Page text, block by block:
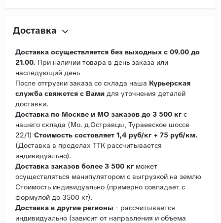
Доставка
Доставка осуществляется без выходных с 09.00 до
21.00. При наличии товара в день заказа или
наследующий день
После отгрузки заказа со склада наша Курьерская
служба свяжется с Вами для уточнения деталей
доставки.
Доставка по Москве и МО заказов до 3 500 кг с
нашего склада (Мо. д.Остравцы, Тураевское шоссе
22/1) Стоимость состовляет 1,4 руб/кг + 75 руб/км.
(Доставка в пределах ТТК рассчитывается
индивидуально).
Доставка заказов более 3 500 кг может
осуществляться манипулятором с выгрузкой на землю
Стоимость индивидуально (примерно совпадает с
формулой до 3500 кг).
Доставка в другие регионы - рассчитывается
индивидуально (зависит от направления и объема